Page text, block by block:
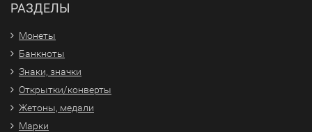
РАЗДЕЛЫ
Монеты
Банкноты
Знаки, значки
Открытки/конверты
Жетоны, медали
Марки